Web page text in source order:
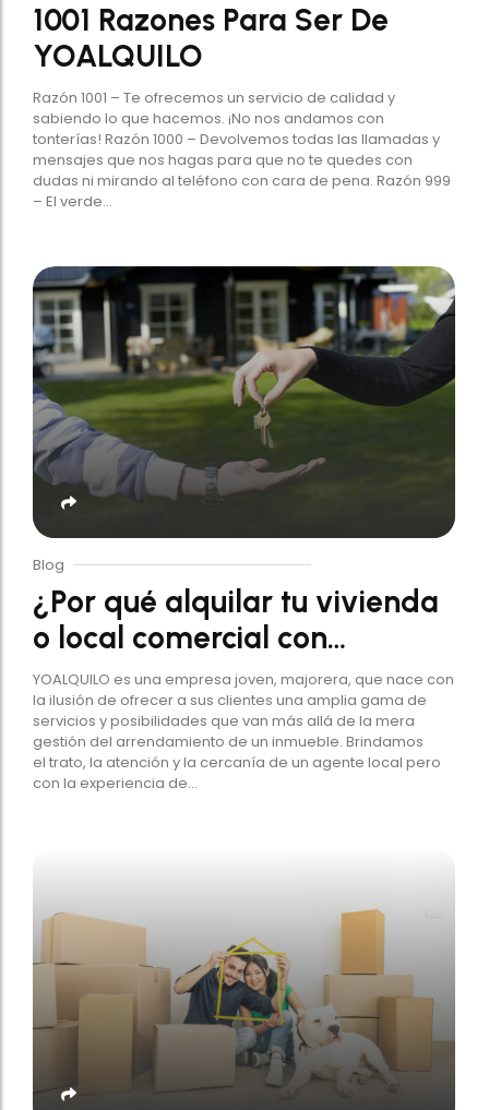
1001 Razones Para Ser De
YOALQUILO
Razón 1001 – Te ofrecemos un servicio de calidad y
sabiendo lo que hacemos. ¡No nos andamos con
tonterías! Razón 1000 – Devolvemos todas las llamadas y
mensajes que nos hagas para que no te quedes con
dudas ni mirando al teléfono con cara de pena. Razón 999
– El verde...
Blog
¿Por qué alquilar tu vivienda
o local comercial con…
YOALQUILO es una empresa joven, majorera, que nace con
la ilusión de ofrecer a sus clientes una amplia gama de
servicios y posibilidades que van más allá de la mera
gestión del arrendamiento de un inmueble. Brindamos
el trato, la atención y la cercanía de un agente local pero
con la experiencia de...